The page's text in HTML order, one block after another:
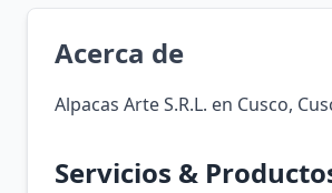
Acerca de
Alpacas Arte S.R.L. en Cusco,
Servicios &